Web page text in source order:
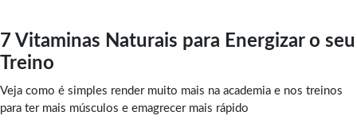
7 Vitaminas Naturais para Energizar o seu
Treino
Veja como é simples render muito mais na academia e nos treinos
para ter mais músculos e emagrecer mais rápido